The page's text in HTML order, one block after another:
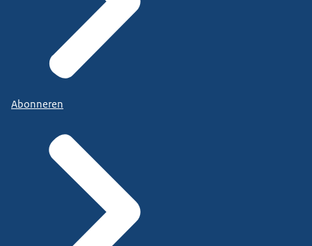
Abonneren